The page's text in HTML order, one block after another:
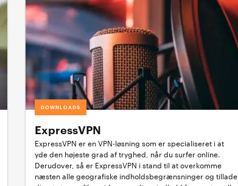
DOWNLOADS
ExpressVPN
ExpressVPN er en VPN-løsning som er specialiseret i at
yde den højeste grad af tryghed, når du surfer online.
Derudover, så er ExpressVPN i stand til at overkomme
næsten alle geografiske indholdsbegrænsninger og tillade